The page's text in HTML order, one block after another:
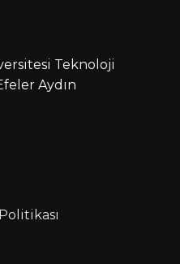
Teknoloji
Aydın